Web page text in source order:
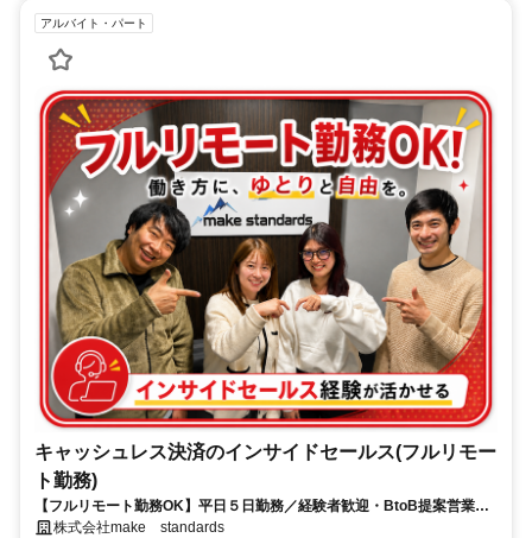
アルバイト・パート
キャッシュレス決済のインサイドセールス(フルリモー
ト勤務)
【フルリモート勤務OK】平日５日勤務／経験者歓迎・BtoB提案営業で
スキルアップ
株式会社make standards